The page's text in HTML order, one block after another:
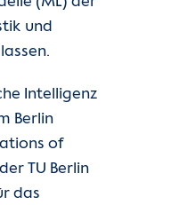
und
Intelligenz
Berlin
of
TU Berlin
das